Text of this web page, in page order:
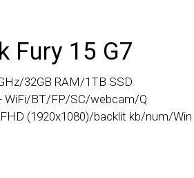
Fury 15 G7
32GB RAM/1TB SSD
WiFi/BT/FP/SC/webcam/Q
(1920x1080)/backlit kb/num/Win